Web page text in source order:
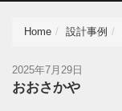
Home 設計事例
2025年7月29日
おおさかや